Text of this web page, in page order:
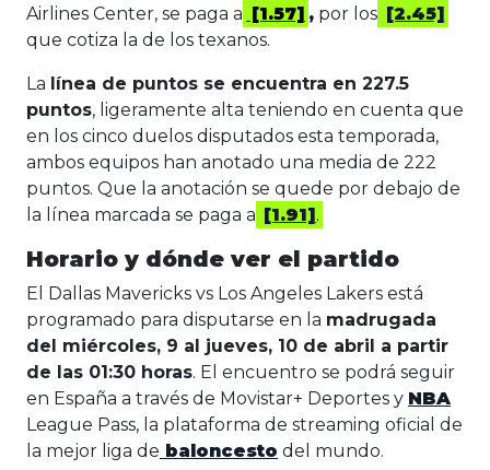
Airlines Center, se paga a [1.57] , por los [2.45]
que cotiza la de los texanos.
La línea de puntos se encuentra en 227.5
puntos, ligeramente alta teniendo en cuenta que
en los cinco duelos disputados esta temporada,
ambos equipos han anotado una media de 222
puntos. Que la anotación se quede por debajo de
la línea marcada se paga a [1.91].
Horario y dónde ver el partido
El Dallas Mavericks vs Los Angeles Lakers está
programado para disputarse en la madrugada
del miércoles, 9 al jueves, 10 de abril a partir
de las 01:30 horas. El encuentro se podrá seguir
en España a través de Movistar+ Deportes y NBA
League Pass, la plataforma de streaming oficial de
la mejor liga de baloncesto del mundo.